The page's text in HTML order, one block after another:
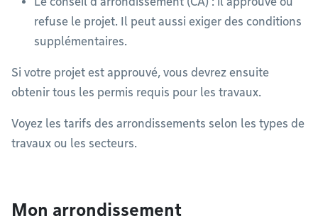
refuse le projet. Il peut aussi exiger des conditions
supplémentaires.
Si votre projet est approuvé, vous devrez ensuite
obtenir tous les permis requis pour les travaux.
Voyez les tarifs des arrondissements selon les types de
travaux ou les secteurs.
Mon arrondissement